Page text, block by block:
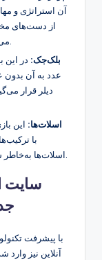
آن استراتژی و
از دست‌های
بلک‌جک:
عدد به آن بدون
دیلر قرار
اسلات‌ها: این
با
اسلات‌ها به‌خاطر سادگی و هیجان آن‌ها بسیار محبوب هستند.
با پیشرفت
آنلاین نیز